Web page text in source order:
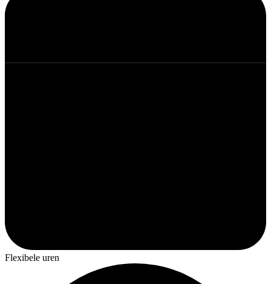
Flexibele uren